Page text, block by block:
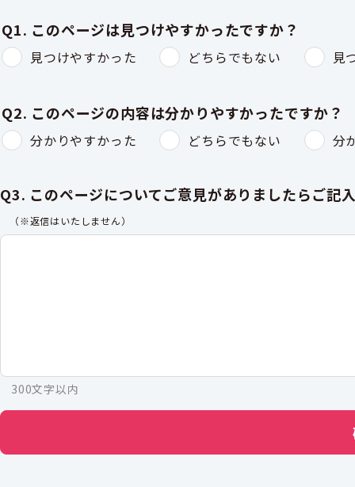
Q1. このページは見つけやすかったですか？
見つけやすかった どちらでもない 見
Q2. このページの内容は分かりやすかったですか？
分かりやすかった どちらでもない 分
Q3. このページについてご意見がありましたらご記
（※返信はいたしません）
300文字以内